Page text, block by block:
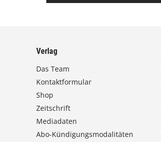
Verlag
Das Team
Kontaktformular
Shop
Zeitschrift
Mediadaten
Abo-Kündigungsmodalitäten